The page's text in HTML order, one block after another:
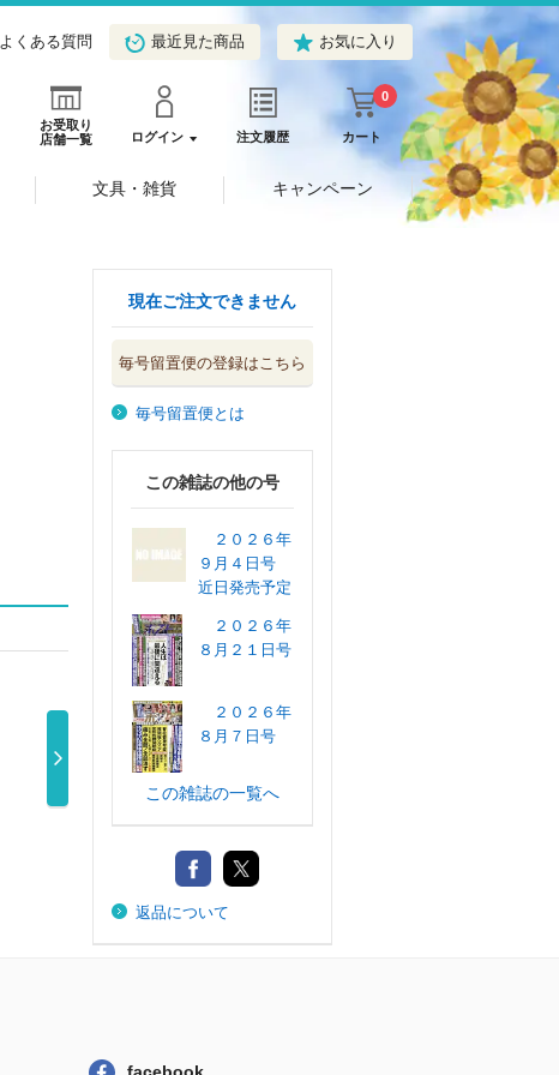
よくある質問 最近見た商品 お気に入り
お受取り
店舗一覧
ログイン 注文履歴 カート
0
文具・雑貨 キャンペーン
週刊新潮 ２０２
550円
現在ご注文できません
毎号留置便の登録はこちら
毎号留置便とは
この雑誌の他の号
２０２６年
９月４日号
近日発売予定
２０２６年
８月２１日号
２０２６年
８月７日号
この雑誌の一覧へ
返品について